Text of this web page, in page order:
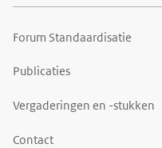
Forum Standaardisatie
Publicaties
Vergaderingen en -stukken
Contact